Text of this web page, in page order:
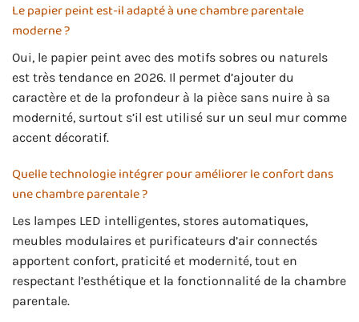
Le papier peint est-il adapté à une chambre parentale
moderne ?
Oui, le papier peint avec des motifs sobres ou naturels
est très tendance en 2026. Il permet d’ajouter du
caractère et de la profondeur à la pièce sans nuire à sa
modernité, surtout s’il est utilisé sur un seul mur comme
accent décoratif.
Quelle technologie intégrer pour améliorer le confort dans
une chambre parentale ?
Les lampes LED intelligentes, stores automatiques,
meubles modulaires et purificateurs d’air connectés
apportent confort, praticité et modernité, tout en
respectant l’esthétique et la fonctionnalité de la chambre
parentale.